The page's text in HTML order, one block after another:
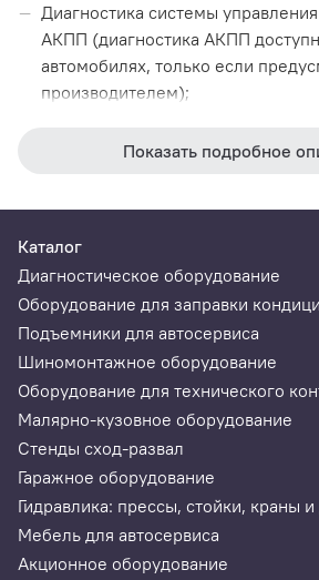
Диагностика системы
АКПП (диагностика АКПП
автомобилях, только если
производителем);
кодов ошибок на русском языке
Поддержка всех типов
интерфейсов:
ISO-15765 (CAN) 2.0A и 2.0B;
ISO-9141-2;
ISO-14230-2 (KWP2000);
J1850 PWM;
J1850 VPW
Легкое управление и удобный
Возможно обновление
Защита от неправильного
переполюсовки и повышенного
Показать подробное
Каталог
Диагностическое оборудование
Оборудование для заправки
Подъемники для автосервиса
Шиномонтажное оборудование
Оборудование для технического
Малярно-кузовное оборудование
Стенды сход-развал
Гаражное оборудование
Гидравлика: прессы, стойки, краны и
Мебель для автосервиса
Акционное оборудование